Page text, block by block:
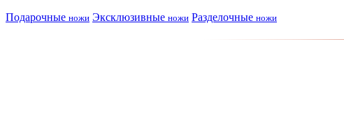
Подарочные ножи Эксклюзивные ножи Разделочные ножи